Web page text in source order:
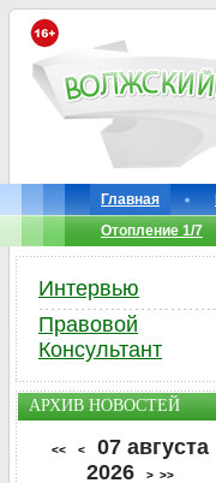
Главная
Отопление 1/7
Интервью
Правовой
Консультант
АРХИВ НОВОСТЕЙ
<< <
07 августа
2026
> >>